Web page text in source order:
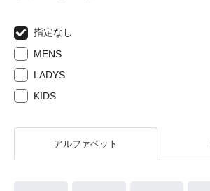
指定なし
MENS
LADYS
KIDS
アルファベット